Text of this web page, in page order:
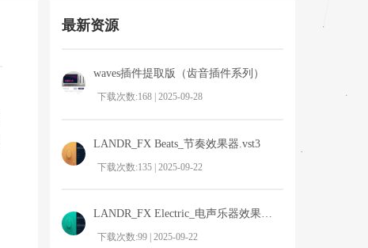
最新资源
waves插件提取版（齿音插件系列）
下载次数:168 | 2025-09-28
LANDR_FX Beats_节奏效果器.vst3
下载次数:135 | 2025-09-22
LANDR_FX Electric_电声乐器效果器.v
下载次数:99 | 2025-09-22